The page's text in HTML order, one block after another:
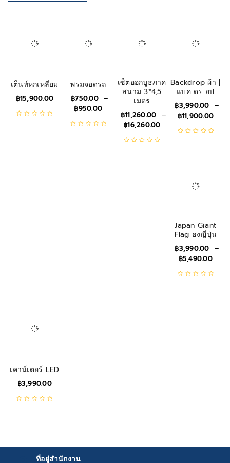
เต็นท์หกเหลี่ยม
฿15,900.00
พรมจอดรถ
฿750.00 –
฿950.00
เซ็ตออกบูธภาค
สนาม 3*4,5
เมตร
฿11,260.00 –
฿16,260.00
Backdrop ผ้า |
แบค ดร อป
฿3,990.00 –
฿11,900.00
Japan Giant
Flag ธงญี่ปุ่น
฿3,990.00 –
฿5,490.00
เคาน์เตอร์ LED
฿3,990.00
ที่อยู่สำนักงาน